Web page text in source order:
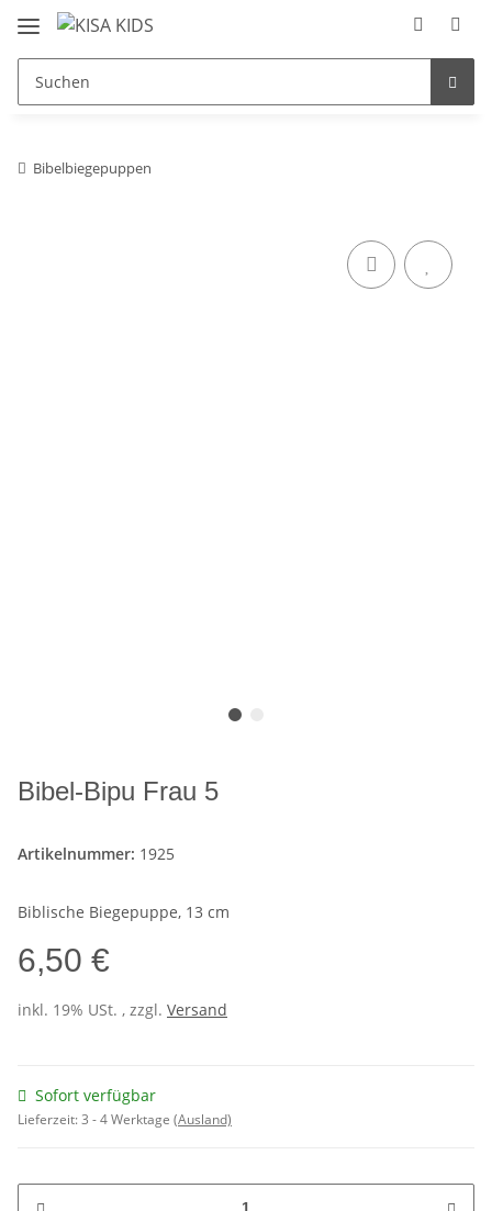
Bibelbiegepuppen
Bibel-Bipu Frau 5
Artikelnummer: 1925
Biblische Biegepuppe, 13 cm
6,50 €
inkl. 19% USt. , zzgl. Versand
Sofort verfügbar
Lieferzeit:3 - 4 Werktage (Ausland)